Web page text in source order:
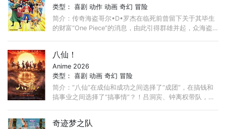
类型：喜剧 动作 动画 奇幻 冒险
简介：传奇海盗哥尔•D•罗杰在临死前曾留下关于其毕生
的财富“One Piece”的消息，由此引得群雄并起，众海盗
八仙！
Anime 2026
类型：喜剧 动画 奇幻 冒险
简介：“八仙”在成仙和成功之间选择了“成团”，在搞钱和
搞事业之间选择了“搞事情”？！吕洞宾、钟离权带队，集
奇迹梦之队